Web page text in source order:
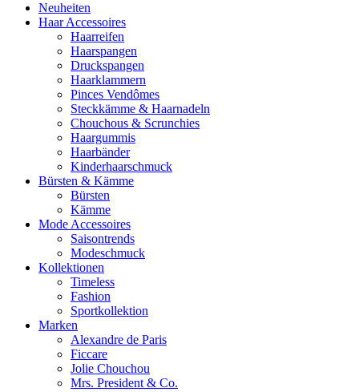
Neuheiten
Haar Accessoires
Haarreifen
Haarspangen
Druckspangen
Haarklammern
Pinces Vendômes
Steckkämme & Haarnadeln
Chouchous & Scrunchies
Haargummis
Haarbänder
Kinderhaarschmuck
Bürsten & Kämme
Bürsten
Kämme
Mode Accessoires
Saisontrends
Modeschmuck
Kollektionen
Timeless
Fashion
Sportkollektion
Marken
Alexandre de Paris
Ficcare
Jolie Chouchou
Mrs. President & Co.